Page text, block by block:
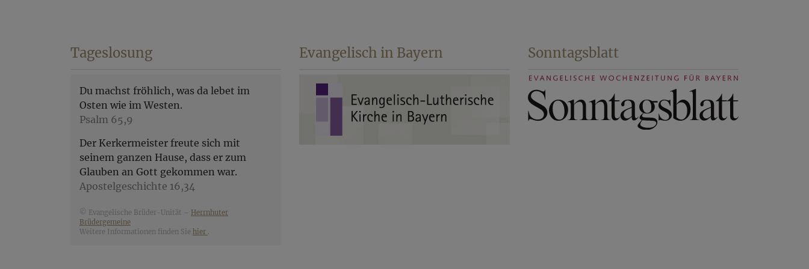
Tageslosung
Du machst fröhlich, was da lebet im
Osten wie im Westen.
Psalm 65,9
Der Kerkermeister freute sich mit
seinem ganzen Hause, dass er zum
Glauben an Gott gekommen war.
Apostelgeschichte 16,34
© Evangelische Brüder-Unität – Herrnhuter
Brüdergemeine
Weitere Informationen finden Sie hier .
Evangelisch in Bayern Sonntagsblatt